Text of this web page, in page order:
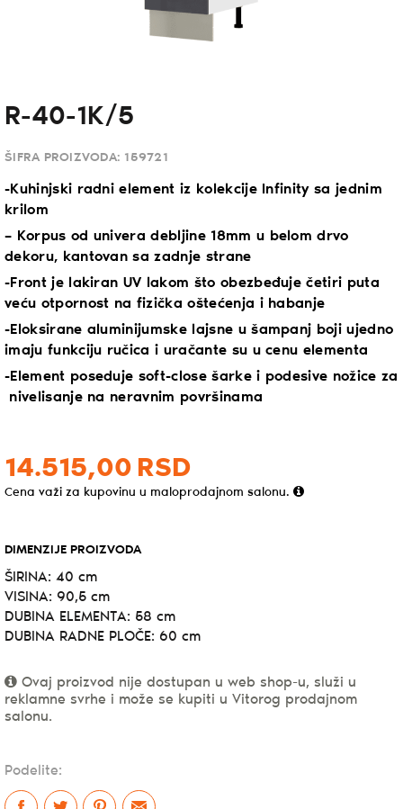
R-40-1K/5
ŠIFRA PROIZVODA: 159721
-Kuhinjski radni element iz kolekcije Infinity sa jednim
krilom
– Korpus od univera debljine 18mm u belom drvo
dekoru, kantovan sa zadnje strane
-Front je lakiran UV lakom što obezbeđuje četiri puta
veću otpornost na fizička oštećenja i habanje
-Eloksirane aluminijumske lajsne u šampanj boji ujedno
imaju funkciju ručica i uračante su u cenu elementa
-Element poseduje soft-close šarke i podesive nožice za
nivelisanje na neravnim površinama
14.515,00 RSD
Cena važi za kupovinu u maloprodajnom salonu.
DIMENZIJE PROIZVODA
ŠIRINA: 40 cm
VISINA: 90,5 cm
DUBINA ELEMENTA: 58 cm
DUBINA RADNE PLOČE: 60 cm
Ovaj proizvod nije dostupan u web shop-u, služi u
reklamne svrhe i može se kupiti u Vitorog prodajnom
salonu.
Podelite: